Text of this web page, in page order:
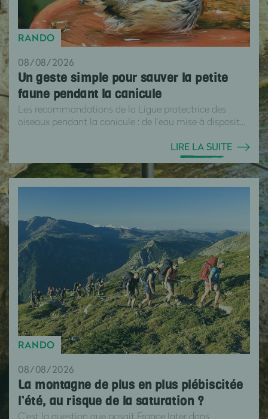
RANDO
08/08/2026
Un geste simple pour sauver la petite
faune pendant la canicule
Les recommandations de la Ligue protectrice des
oiseaux pendant la canicule : de l’eau mise à disposit...
LIRE LA SUITE
RANDO
08/08/2026
La montagne de plus en plus plébiscitée
l’été, au risque de la saturation ?
C’est la question que posait France Inter dans